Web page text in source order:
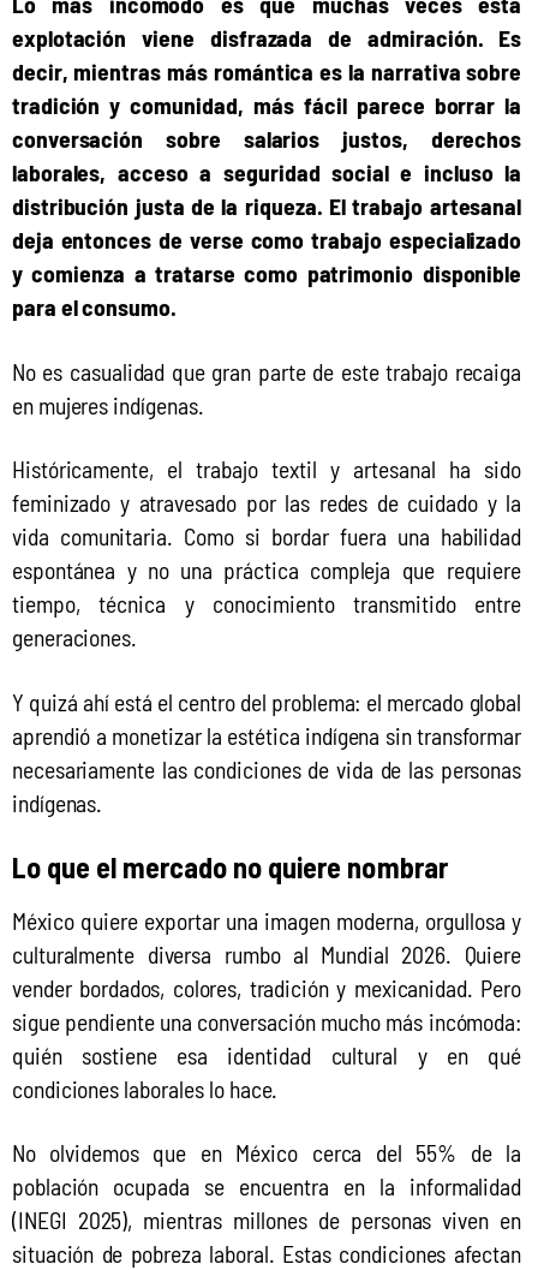
explotación viene disfrazada de admiración. Es
decir, mientras más romántica es la narrativa sobre
tradición y comunidad, más fácil parece borrar la
conversación sobre salarios justos, derechos
laborales, acceso a seguridad social e incluso la
distribución justa de la riqueza. El trabajo artesanal
deja entonces de verse como trabajo especializado
y comienza a tratarse como patrimonio disponible
para el consumo.
No es casualidad que gran parte de este trabajo recaiga
en mujeres indígenas.
Históricamente, el trabajo textil y artesanal ha sido
feminizado y atravesado por las redes de cuidado y la
vida comunitaria. Como si bordar fuera una habilidad
espontánea y no una práctica compleja que requiere
tiempo, técnica y conocimiento transmitido entre
generaciones.
Y quizá ahí está el centro del problema: el mercado global
aprendió a monetizar la estética indígena sin transformar
necesariamente las condiciones de vida de las personas
indígenas.
Lo que el mercado no quiere nombrar
México quiere exportar una imagen moderna, orgullosa y
culturalmente diversa rumbo al Mundial 2026. Quiere
vender bordados, colores, tradición y mexicanidad. Pero
sigue pendiente una conversación mucho más incómoda:
quién sostiene esa identidad cultural y en qué
condiciones laborales lo hace.
No olvidemos que en México cerca del 55% de la
población ocupada se encuentra en la informalidad
(INEGI 2025), mientras millones de personas viven en
situación de pobreza laboral. Estas condiciones afectan